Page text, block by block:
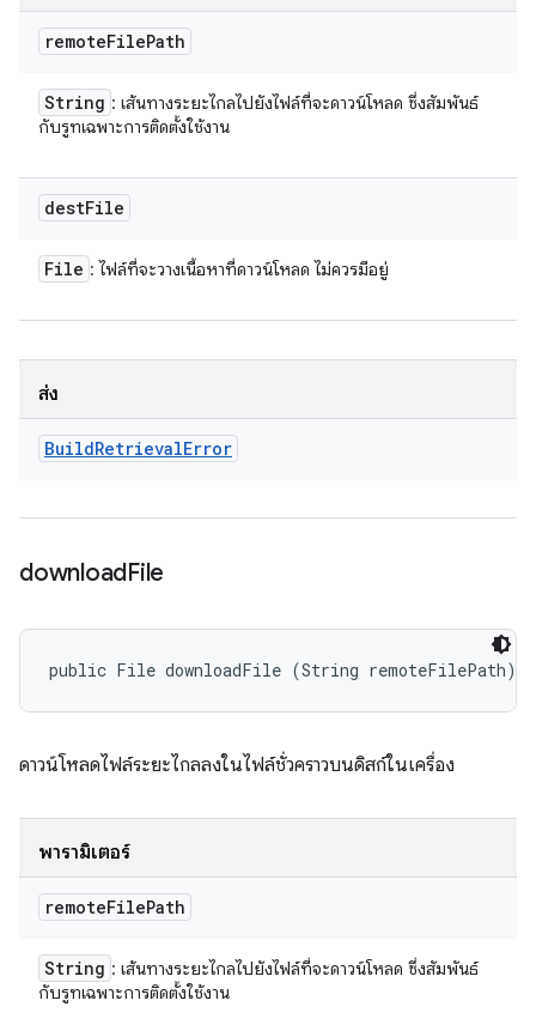
remoteFilePath
String : เส้นทางระยะไกลไปยังไฟล์ที่จะดาวน์โหลด ซึ่งสัมพันธ์
กับรูทเฉพาะการติดตั้งใช้งาน
destFile
File : ไฟล์ที่จะวางเนื้อหาที่ดาวน์โหลด ไม่ควรมีอยู่
ส่ง
BuildRetrievalError
downloadFile
public File downloadFile (String remoteFilePath)
ดาวน์โหลดไฟล์ระยะไกลลงในไฟล์ชั่วคราวบนดิสก์ในเครื่อง
พารามิเตอร์
remoteFilePath
String : เส้นทางระยะไกลไปยังไฟล์ที่จะดาวน์โหลด ซึ่งสัมพันธ์
กับรูทเฉพาะการติดตั้งใช้งาน